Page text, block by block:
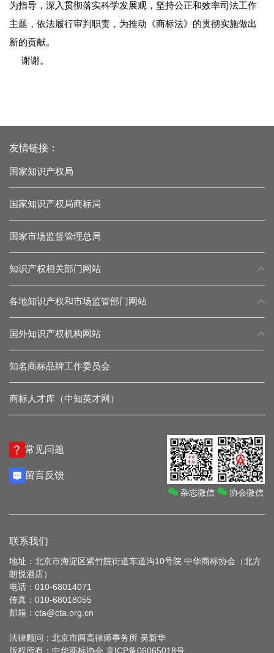
为指导，深入贯彻落实科学发展观，坚持公正和效率司法工作
主题，依法履行审判职责，为推动《商标法》的贯彻实施做出
新的贡献。
谢谢。
友情链接：
国家知识产权局
国家知识产权局商标局
国家市场监督管理总局
知识产权相关部门网站
各地知识产权和市场监管部门网站
国外知识产权机构网站
知名商标品牌工作委员会
商标人才库（中知英才网）
联系我们
地址：北京市海淀区紫竹院街道车道沟10号院 中华商标协会（北方
朗悦酒店）
电话：010-68014071
传真：010-68018055
邮箱：cta@cta.org.cn
法律顾问：北京市两高律师事务所 吴新华
版权所有：中华商标协会 京ICP备06065018号
协会微信
杂志微信
常见问题
留言反馈